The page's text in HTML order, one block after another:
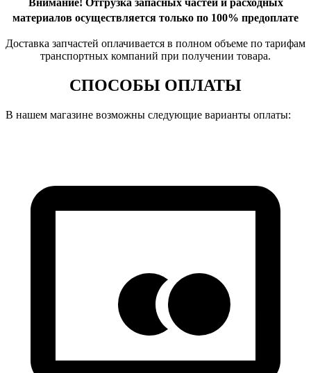
материалов осуществляется только по 100% предоплате
Доставка запчастей оплачивается в полном объеме по тарифам
транспортных компаний при получении товара.
СПОСОБЫ ОПЛАТЫ
В нашем магазине возможны следующие варианты оплаты: